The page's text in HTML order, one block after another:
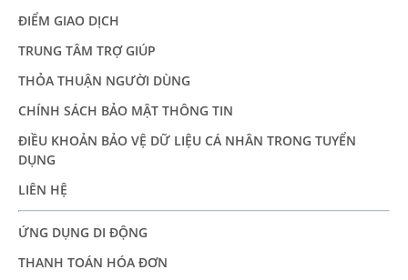
ĐIỂM GIAO DỊCH
TRUNG TÂM TRỢ GIÚP
THỎA THUẬN NGƯỜI DÙNG
CHÍNH SÁCH BẢO MẬT THÔNG TIN
ĐIỀU KHOẢN BẢO VỆ DỮ LIỆU CÁ NHÂN TRONG TUYỂN
DỤNG
LIÊN HỆ
ỨNG DỤNG DI ĐỘNG
THANH TOÁN HÓA ĐƠN